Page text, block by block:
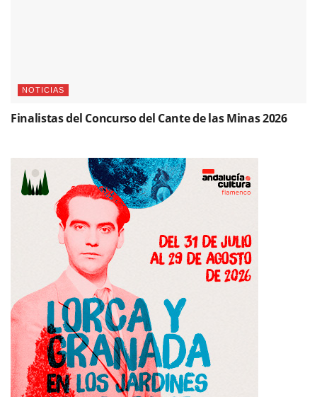
NOTICIAS
Finalistas del Concurso del Cante de las Minas 2026